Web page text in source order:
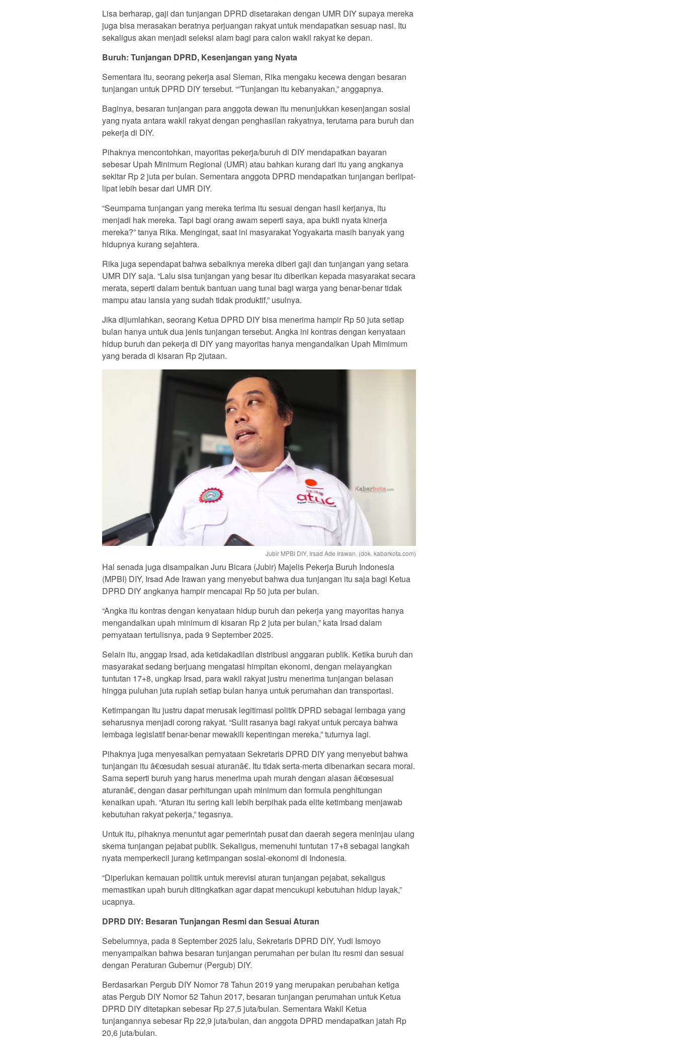
Lisa berharap, gaji dan tunjangan DPRD disetarakan dengan UMR DIY supaya mereka
juga bisa merasakan beratnya perjuangan rakyat untuk mendapatkan sesuap nasi. Itu
sekaligus akan menjadi seleksi alam bagi para calon wakil rakyat ke depan.
Buruh: Tunjangan DPRD, Kesenjangan yang Nyata
Sementara itu, seorang pekerja asal Sleman, Rika mengaku kecewa dengan besaran
tunjangan untuk DPRD DIY tersebut. “”Tunjangan itu kebanyakan,” anggapnya.
Baginya, besaran tunjangan para anggota dewan itu menunjukkan kesenjangan sosial
yang nyata antara wakil rakyat dengan penghasilan rakyatnya, terutama para buruh dan
pekerja di DIY.
Pihaknya mencontohkan, mayoritas pekerja/buruh di DIY mendapatkan bayaran
sebesar Upah Minimum Regional (UMR) atau bahkan kurang dari itu yang angkanya
sekitar Rp 2 juta per bulan. Sementara anggota DPRD mendapatkan tunjangan berlipat-
lipat lebih besar dari UMR DIY.
“Seumpama tunjangan yang mereka terima itu sesuai dengan hasil kerjanya, itu
menjadi hak mereka. Tapi bagi orang awam seperti saya, apa bukti nyata kinerja
mereka?” tanya Rika. Mengingat, saat ini masyarakat Yogyakarta masih banyak yang
hidupnya kurang sejahtera.
Rika juga sependapat bahwa sebaiknya mereka diberi gaji dan tunjangan yang setara
UMR DIY saja. “Lalu sisa tunjangan yang besar itu diberikan kepada masyarakat secara
merata, seperti dalam bentuk bantuan uang tunai bagi warga yang benar-benar tidak
mampu atau lansia yang sudah tidak produktif,” usulnya.
Jika dijumlahkan, seorang Ketua DPRD DIY bisa menerima hampir Rp 50 juta setiap
bulan hanya untuk dua jenis tunjangan tersebut. Angka ini kontras dengan kenyataan
hidup buruh dan pekerja di DIY yang mayoritas hanya mengandalkan Upah Mimimum
yang berada di kisaran Rp 2jutaan.
Jubir MPBI DIY, Irsad Ade Irawan. (dok. kabarkota.com)
Hal senada juga disampaikan Juru Bicara (Jubir) Majelis Pekerja Buruh Indonesia
(MPBI) DIY, Irsad Ade Irawan yang menyebut bahwa dua tunjangan itu saja bagi Ketua
DPRD DIY angkanya hampir mencapai Rp 50 juta per bulan.
“Angka itu kontras dengan kenyataan hidup buruh dan pekerja yang mayoritas hanya
mengandalkan upah minimum di kisaran Rp 2 juta per bulan,” kata Irsad dalam
pernyataan tertulisnya, pada 9 September 2025.
Selain itu, anggap Irsad, ada ketidakadilan distribusi anggaran publik. Ketika buruh dan
masyarakat sedang berjuang mengatasi himpitan ekonomi, dengan melayangkan
tuntutan 17+8, ungkap Irsad, para wakil rakyat justru menerima tunjangan belasan
hingga puluhan juta rupiah setiap bulan hanya untuk perumahan dan transportasi.
Ketimpangan Itu justru dapat merusak legitimasi politik DPRD sebagai lembaga yang
seharusnya menjadi corong rakyat. “Sulit rasanya bagi rakyat untuk percaya bahwa
lembaga legislatif benar-benar mewakili kepentingan mereka,” tuturnya lagi.
Pihaknya juga menyesalkan pernyataan Sekretaris DPRD DIY yang menyebut bahwa
tunjangan itu â€œsudah sesuai aturanâ€. Itu tidak serta-merta dibenarkan secara moral.
Sama seperti buruh yang harus menerima upah murah dengan alasan â€œsesuai
aturanâ€, dengan dasar perhitungan upah minimum dan formula penghitungan
kenaikan upah. “Aturan itu sering kali lebih berpihak pada elite ketimbang menjawab
kebutuhan rakyat pekerja,” tegasnya.
Untuk itu, pihaknya menuntut agar pemerintah pusat dan daerah segera meninjau ulang
skema tunjangan pejabat publik. Sekaligus, memenuhi tuntutan 17+8 sebagai langkah
nyata memperkecil jurang ketimpangan sosial-ekonomi di Indonesia.
“Diperlukan kemauan politik untuk merevisi aturan tunjangan pejabat, sekaligus
memastikan upah buruh ditingkatkan agar dapat mencukupi kebutuhan hidup layak,”
ucapnya.
DPRD DIY: Besaran Tunjangan Resmi dan Sesuai Aturan
Sebelumnya, pada 8 September 2025 lalu, Sekretaris DPRD DIY, Yudi Ismoyo
menyampaikan bahwa besaran tunjangan perumahan per bulan itu resmi dan sesuai
dengan Peraturan Gubernur (Pergub) DIY.
Berdasarkan Pergub DIY Nomor 78 Tahun 2019 yang merupakan perubahan ketiga
atas Pergub DIY Nomor 52 Tahun 2017, besaran tunjangan perumahan untuk Ketua
DPRD DIY ditetapkan sebesar Rp 27,5 juta/bulan. Sementara Wakil Ketua
tunjangannya sebesar Rp 22,9 juta/bulan, dan anggota DPRD mendapatkan jatah Rp
20,6 juta/bulan.